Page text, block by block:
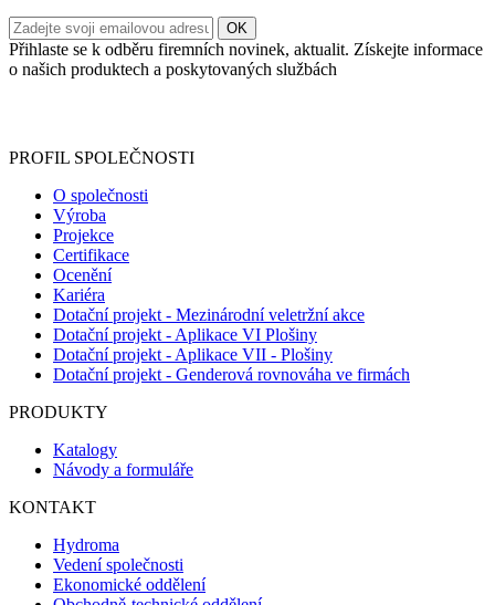
Přihlaste se k odběru firemních novinek, aktualit. Získejte informace
o našich produktech a poskytovaných službách
PROFIL SPOLEČNOSTI
O společnosti
Výroba
Projekce
Certifikace
Ocenění
Kariéra
Dotační projekt - Mezinárodní veletržní akce
Dotační projekt - Aplikace VI Plošiny
Dotační projekt - Aplikace VII - Plošiny
Dotační projekt - Genderová rovnováha ve firmách
PRODUKTY
Katalogy
Návody a formuláře
KONTAKT
Hydroma
Vedení společnosti
Ekonomické oddělení